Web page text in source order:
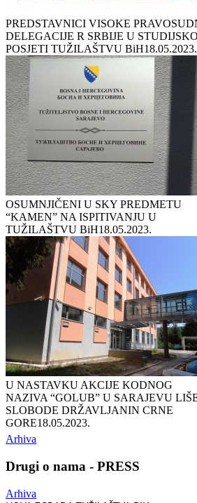
PREDSTAVNICI VISOKE
DELEGACIJE R SRBIJE U
POSJETI TUŽILAŠTVU BiH18.05.2023.
OSUMNJIČENI U SKY PREDMETU
“KAMEN” NA ISPITIVANJU U
TUŽILAŠTVU BiH18.05.2023.
U NASTAVKU AKCIJE KODNOG
NAZIVA “GOLUB” U SARAJEVU
SLOBODE DRŽAVLJANIN CRNE
GORE18.05.2023.
Arhiva
Drugi o nama - PRESS
Arhiva